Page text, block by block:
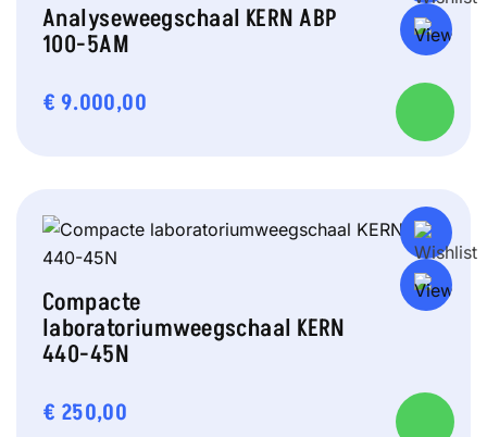
Analyseweegschaal KERN ABP
100-5AM
€ 9.000,00
Compacte
laboratoriumweegschaal KERN
440-45N
€ 250,00